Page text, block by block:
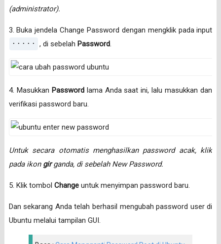
(administrator).
3. Buka jendela Change Password dengan mengklik pada input
·····
, di sebelah Password.
4. Masukkan Passwordlama Anda saat ini, lalu masukkan dan
verifikasi password baru.
Untuk secara otomatis menghasilkan password acak, klik
pada ikon girganda, di sebelah New Password.
5. Klik tombol Changeuntuk menyimpan password baru.
Dan sekarang Anda telah berhasil mengubah password user di
Ubuntu melalui tampilan GUI.